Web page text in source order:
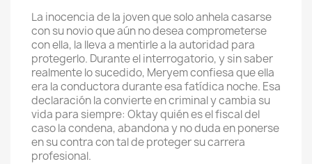
La inocencia de la joven que solo anhela casarse
con su novio que aún no desea comprometerse
con ella, la lleva a mentirle a la autoridad para
protegerlo. Durante el interrogatorio, y sin saber
realmente lo sucedido, Meryem confiesa que ella
era la conductora durante esa fatídica noche. Esa
declaración la convierte en criminal y cambia su
vida para siempre: Oktay quién es el fiscal del
caso la condena, abandona y no duda en ponerse
en su contra con tal de proteger su carrera
profesional.